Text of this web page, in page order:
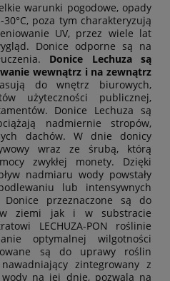
warunki pogodowe, opady
poza tym charakteryzują
UV, przez wiele lat
Donice odporne są na
Donice Lechuza są
wewnątrz i na zewnątrz
do wnętrz biurowych,
użyteczności publicznej,
Donice Lechuza są
nadmiernie stropów,
dachów. W dnie donicy
wraz ze śrubą, którą
zwykłej monety. Dzięki
nadmiaru wody powstały
lub intensywnych
Donice przeznaczone są do
ziemi jak i w substracie
LECHUZA-PON roślinie
optymalnej wilgotności
są do uprawy roślin
zintegrowany z
na jej dnie, pozwala na